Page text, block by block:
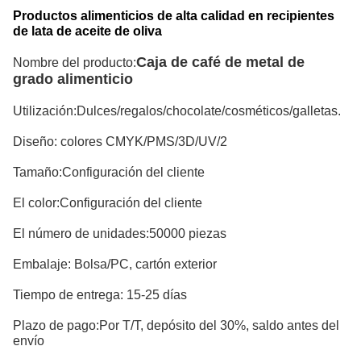
Productos alimenticios de alta calidad en recipientes
de lata de aceite de oliva
Nombre del producto:Caja de café de metal de
grado alimenticio
Utilización:Dulces/regalos/chocolate/cosméticos/galletas.
Diseño: colores CMYK/PMS/3D/UV/2
Tamaño:Configuración del cliente
El color:Configuración del cliente
El número de unidades:50000 piezas
Embalaje: Bolsa/PC, cartón exterior
Tiempo de entrega: 15-25 días
Plazo de pago:Por T/T, depósito del 30%, saldo antes del
envío